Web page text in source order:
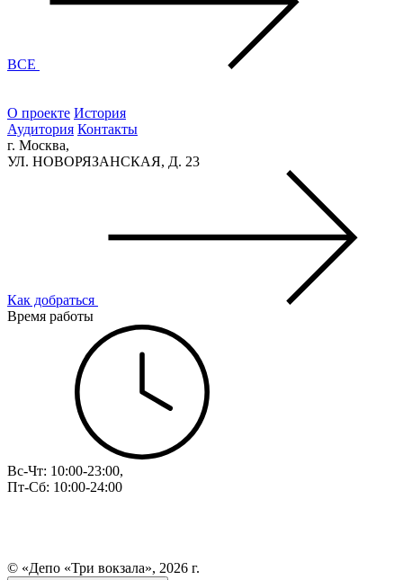
ВСЕ
О проекте История
Аудитория Контакты
г. Москва,
УЛ. НОВОРЯЗАНСКАЯ, Д. 23
Как добраться
Время работы
Вс-Чт: 10:00-23:00,
Пт-Сб: 10:00-24:00
© «Депо «Три вокзала», 2026 г.